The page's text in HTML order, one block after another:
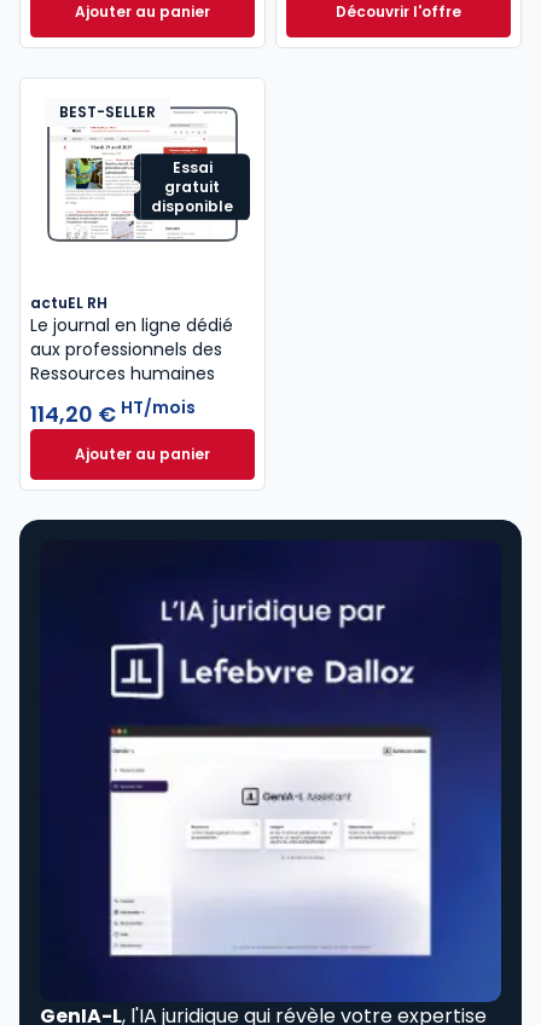
Ajouter au panierMémento Social 2026 à 209,00 € TTC
Découvrir l'offre
Navis Social à
Dès
Essai
gratuit
disponible
BEST-SELLER
actuEL RH
Le journal en ligne dédié
aux professionnels des
Ressources humaines
114,20 € HT/mois
Ajouter au panieractuEL RH à 114,20 €
GenIA-L, l'IA juridique qui révèle votre expertise